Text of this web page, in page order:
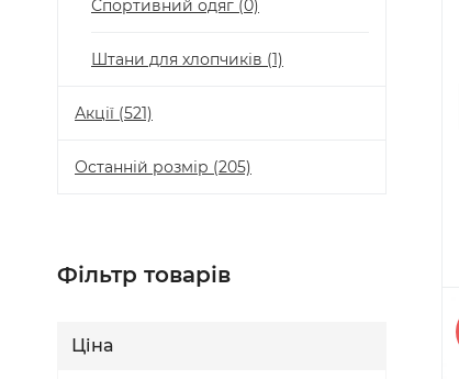
Спортивний одяг (0)
Штани для хлопчиків (1)
Акції (521)
Останній розмір (205)
Фільтр товарів
Ціна